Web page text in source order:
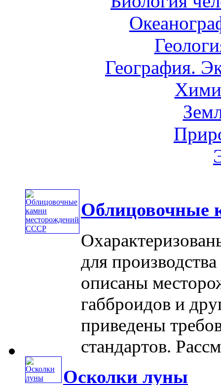
География.
Облицовочные
для
описаны
габброидов и
приведены
стандартов.
Осколки луны